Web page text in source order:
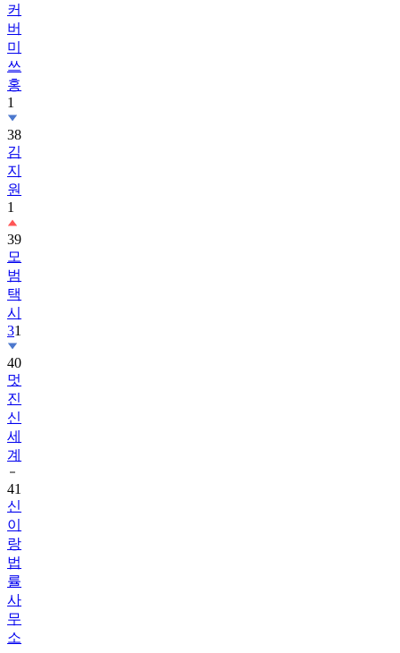
커
버
미
쓰
홍
1
38
김
지
원
1
39
모
범
택
시
31
40
멋
진
신
세
계
41
신
이
랑
법
률
사
무
소